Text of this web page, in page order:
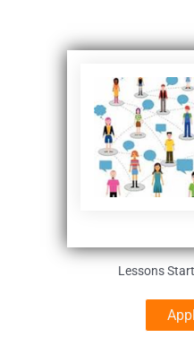
Lessons